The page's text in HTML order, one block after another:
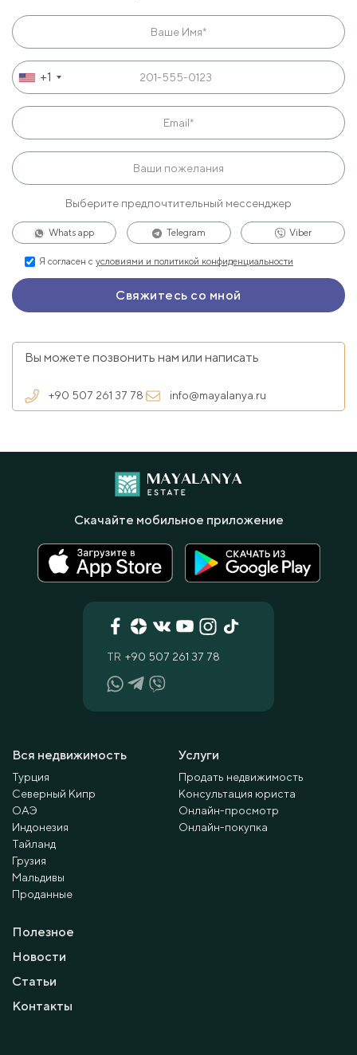
+1
Выберите предпочтительный мессенджер
Whats app Telegram Viber
Я согласен с условиями и политикой конфиденциальности
Вы можете позвонить нам или написать
+90 507 261 37 78 info@mayalanya.ru
Вся недвижимость
Турция
Северный Кипр
ОАЭ
Индонезия
Тайланд
Грузия
Мальдивы
Проданные
Услуги
Продать недвижимость
Консультация юриста
Онлайн-просмотр
Онлайн-покупка
Полезное
Новости
Статьи
Контакты
TR +90 507 261 37 78
Скачайте мобильное приложение